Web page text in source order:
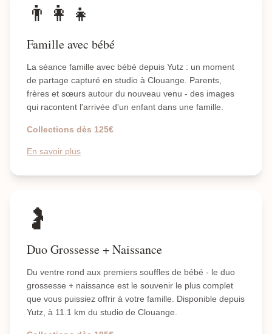
👨‍👩‍👧
Famille avec bébé
La séance famille avec bébé depuis Yutz : un moment
de partage capturé en studio à Clouange. Parents,
frères et sœurs autour du nouveau venu - des images
qui racontent l'arrivée d'un enfant dans une famille.
Collections dès 125€
En savoir plus
🤰
Duo Grossesse + Naissance
Du ventre rond aux premiers souffles de bébé - le duo
grossesse + naissance est le souvenir le plus complet
que vous puissiez offrir à votre famille. Disponible depuis
Yutz, à 11.1 km du studio de Clouange.